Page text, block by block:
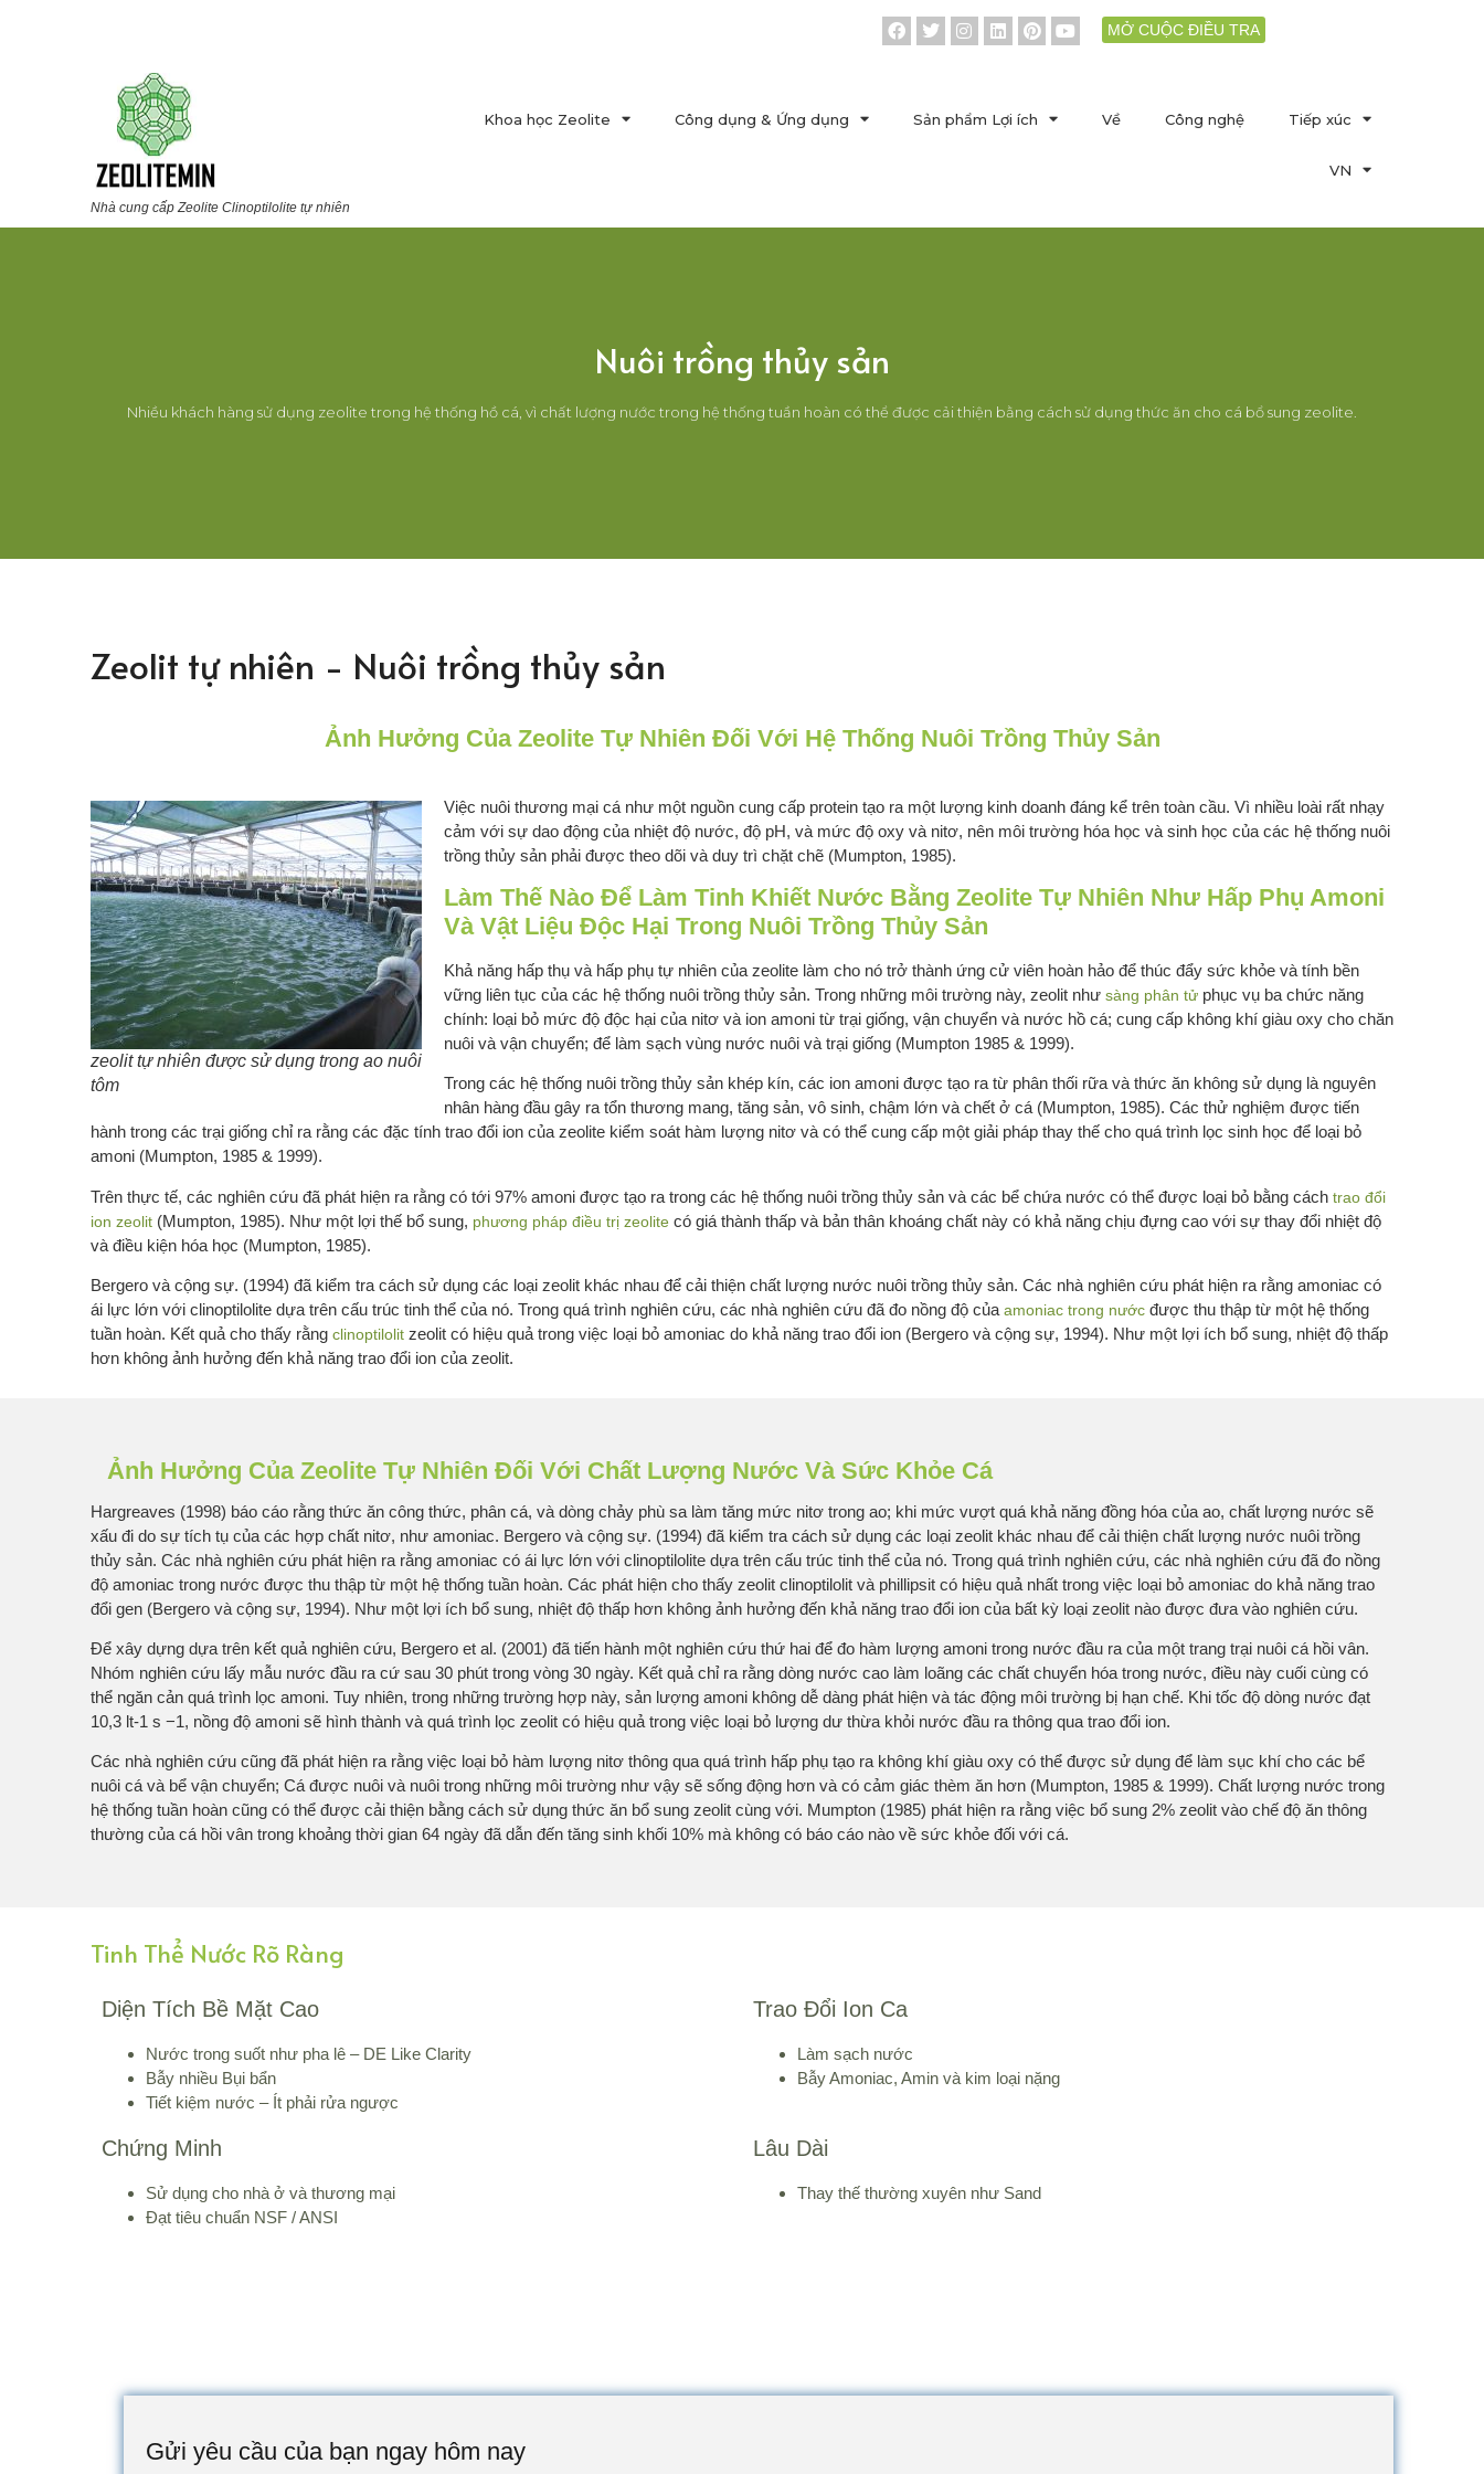
MỞ CUỘC ĐIỀU TRA
Nhà cung cấp Zeolite Clinoptilolite tự nhiên
Khoa học Zeolite Công dụng & Ứng dụng Sản phẩm Lợi ích Về Công nghệ Tiếp xúc
VN
Nuôi trồng thủy sản
Nhiều khách hàng sử dụng zeolite trong hệ thống hồ cá, vì chất lượng nước trong hệ thống tuần hoàn có thể được cải thiện bằng cách sử dụng thức ăn cho cá bổ sung zeolite.
Zeolit tự nhiên - Nuôi trồng thủy sản
Ảnh Hưởng Của Zeolite Tự Nhiên Đối Với Hệ Thống Nuôi Trồng Thủy Sản
zeolit tự nhiên được sử dụng trong ao nuôi
tôm
Việc nuôi thương mại cá như một nguồn cung cấp protein tạo ra một lượng kinh doanh đáng kể trên toàn cầu. Vì nhiều loài rất nhạy
cảm với sự dao động của nhiệt độ nước, độ pH, và mức độ oxy và nitơ, nên môi trường hóa học và sinh học của các hệ thống nuôi
trồng thủy sản phải được theo dõi và duy trì chặt chẽ (Mumpton, 1985).
Làm Thế Nào Để Làm Tinh Khiết Nước Bằng Zeolite Tự Nhiên Như Hấp Phụ Amoni
Và Vật Liệu Độc Hại Trong Nuôi Trồng Thủy Sản
Khả năng hấp thụ và hấp phụ tự nhiên của zeolite làm cho nó trở thành ứng cử viên hoàn hảo để thúc đẩy sức khỏe và tính bền
vững liên tục của các hệ thống nuôi trồng thủy sản. Trong những môi trường này, zeolit như sàng phân tử phục vụ ba chức năng
chính: loại bỏ mức độ độc hại của nitơ và ion amoni từ trại giống, vận chuyển và nước hồ cá; cung cấp không khí giàu oxy cho chăn
nuôi và vận chuyển; để làm sạch vùng nước nuôi và trại giống (Mumpton 1985 & 1999).
Trong các hệ thống nuôi trồng thủy sản khép kín, các ion amoni được tạo ra từ phân thối rữa và thức ăn không sử dụng là nguyên
nhân hàng đầu gây ra tổn thương mang, tăng sản, vô sinh, chậm lớn và chết ở cá (Mumpton, 1985). Các thử nghiệm được tiến
hành trong các trại giống chỉ ra rằng các đặc tính trao đổi ion của zeolite kiểm soát hàm lượng nitơ và có thể cung cấp một giải pháp thay thế cho quá trình lọc sinh học để loại bỏ
amoni (Mumpton, 1985 & 1999).
Trên thực tế, các nghiên cứu đã phát hiện ra rằng có tới 97% amoni được tạo ra trong các hệ thống nuôi trồng thủy sản và các bể chứa nước có thể được loại bỏ bằng cách trao đổi
ion zeolit (Mumpton, 1985). Như một lợi thế bổ sung, phương pháp điều trị zeolite có giá thành thấp và bản thân khoáng chất này có khả năng chịu đựng cao với sự thay đổi nhiệt độ
và điều kiện hóa học (Mumpton, 1985).
Bergero và cộng sự. (1994) đã kiểm tra cách sử dụng các loại zeolit khác nhau để cải thiện chất lượng nước nuôi trồng thủy sản. Các nhà nghiên cứu phát hiện ra rằng amoniac có
ái lực lớn với clinoptilolite dựa trên cấu trúc tinh thể của nó. Trong quá trình nghiên cứu, các nhà nghiên cứu đã đo nồng độ của amoniac trong nước được thu thập từ một hệ thống
tuần hoàn. Kết quả cho thấy rằng clinoptilolit zeolit có hiệu quả trong việc loại bỏ amoniac do khả năng trao đổi ion (Bergero và cộng sự, 1994). Như một lợi ích bổ sung, nhiệt độ thấp
hơn không ảnh hưởng đến khả năng trao đổi ion của zeolit.
Ảnh Hưởng Của Zeolite Tự Nhiên Đối Với Chất Lượng Nước Và Sức Khỏe Cá
Hargreaves (1998) báo cáo rằng thức ăn công thức, phân cá, và dòng chảy phù sa làm tăng mức nitơ trong ao; khi mức vượt quá khả năng đồng hóa của ao, chất lượng nước sẽ
xấu đi do sự tích tụ của các hợp chất nitơ, như amoniac. Bergero và cộng sự. (1994) đã kiểm tra cách sử dụng các loại zeolit khác nhau để cải thiện chất lượng nước nuôi trồng
thủy sản. Các nhà nghiên cứu phát hiện ra rằng amoniac có ái lực lớn với clinoptilolite dựa trên cấu trúc tinh thể của nó. Trong quá trình nghiên cứu, các nhà nghiên cứu đã đo nồng
độ amoniac trong nước được thu thập từ một hệ thống tuần hoàn. Các phát hiện cho thấy zeolit clinoptilolit và phillipsit có hiệu quả nhất trong việc loại bỏ amoniac do khả năng trao
đổi gen (Bergero và cộng sự, 1994). Như một lợi ích bổ sung, nhiệt độ thấp hơn không ảnh hưởng đến khả năng trao đổi ion của bất kỳ loại zeolit nào được đưa vào nghiên cứu.
Để xây dựng dựa trên kết quả nghiên cứu, Bergero et al. (2001) đã tiến hành một nghiên cứu thứ hai để đo hàm lượng amoni trong nước đầu ra của một trang trại nuôi cá hồi vân.
Nhóm nghiên cứu lấy mẫu nước đầu ra cứ sau 30 phút trong vòng 30 ngày. Kết quả chỉ ra rằng dòng nước cao làm loãng các chất chuyển hóa trong nước, điều này cuối cùng có
thể ngăn cản quá trình lọc amoni. Tuy nhiên, trong những trường hợp này, sản lượng amoni không dễ dàng phát hiện và tác động môi trường bị hạn chế. Khi tốc độ dòng nước đạt
10,3 lt-1 s −1, nồng độ amoni sẽ hình thành và quá trình lọc zeolit có hiệu quả trong việc loại bỏ lượng dư thừa khỏi nước đầu ra thông qua trao đổi ion.
Các nhà nghiên cứu cũng đã phát hiện ra rằng việc loại bỏ hàm lượng nitơ thông qua quá trình hấp phụ tạo ra không khí giàu oxy có thể được sử dụng để làm sục khí cho các bể
nuôi cá và bể vận chuyển; Cá được nuôi và nuôi trong những môi trường như vậy sẽ sống động hơn và có cảm giác thèm ăn hơn (Mumpton, 1985 & 1999). Chất lượng nước trong
hệ thống tuần hoàn cũng có thể được cải thiện bằng cách sử dụng thức ăn bổ sung zeolit cùng với. Mumpton (1985) phát hiện ra rằng việc bổ sung 2% zeolit vào chế độ ăn thông
thường của cá hồi vân trong khoảng thời gian 64 ngày đã dẫn đến tăng sinh khối 10% mà không có báo cáo nào về sức khỏe đối với cá.
Tinh Thể Nước Rõ Ràng
Diện Tích Bề Mặt Cao
Nước trong suốt như pha lê – DE Like Clarity
Bẫy nhiều Bụi bẩn
Tiết kiệm nước – Ít phải rửa ngược
Trao Đổi Ion Ca
Làm sạch nước
Bẫy Amoniac, Amin và kim loại nặng
Chứng Minh
Sử dụng cho nhà ở và thương mại
Đạt tiêu chuẩn NSF / ANSI
Lâu Dài
Thay thế thường xuyên như Sand
Gửi yêu cầu của bạn ngay hôm nay